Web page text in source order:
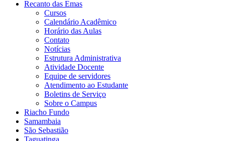
Recanto das Emas
Cursos
Calendário Acadêmico
Horário das Aulas
Contato
Notícias
Estrutura Administrativa
Atividade Docente
Equipe de servidores
Atendimento ao Estudante
Boletins de Serviço
Sobre o Campus
Riacho Fundo
Samambaia
São Sebastião
Taguatinga